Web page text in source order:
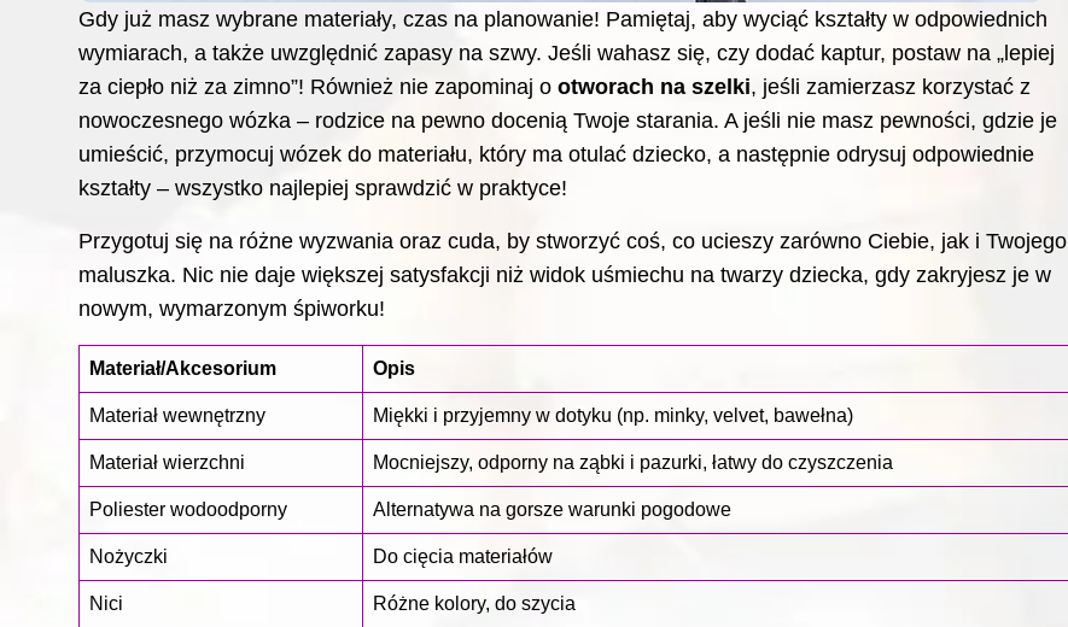
Gdy już masz wybrane materiały, czas na planowanie! Pamiętaj, aby wyciąć kształty w odpowiednich
wymiarach, a także uwzględnić zapasy na szwy. Jeśli wahasz się, czy dodać kaptur, postaw na „lepiej
za ciepło niż za zimno”! Również nie zapominaj o otworach na szelki, jeśli zamierzasz korzystać z
nowoczesnego wózka – rodzice na pewno docenią Twoje starania. A jeśli nie masz pewności, gdzie je
umieścić, przymocuj wózek do materiału, który ma otulać dziecko, a następnie odrysuj odpowiednie
kształty – wszystko najlepiej sprawdzić w praktyce!
Przygotuj się na różne wyzwania oraz cuda, by stworzyć coś, co ucieszy zarówno Ciebie, jak i Twojego
maluszka. Nic nie daje większej satysfakcji niż widok uśmiechu na twarzy dziecka, gdy zakryjesz je w
nowym, wymarzonym śpiworku!
Materiał/Akcesorium Opis
Materiał wewnętrzny Miękki i przyjemny w dotyku (np. minky, velvet, bawełna)
Materiał wierzchni Mocniejszy, odporny na ząbki i pazurki, łatwy do czyszczenia
Poliester wodoodporny Alternatywa na gorsze warunki pogodowe
Nożyczki Do cięcia materiałów
Nici Różne kolory, do szycia